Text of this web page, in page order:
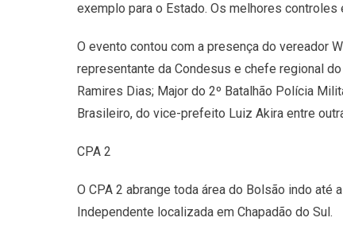
exemplo para o Estado. Os melhores controles
O evento contou com a presença do vereador
representante da Condesus e chefe regional
Ramires Dias; Major do 2º Batalhão Polícia
Brasileiro, do vice-prefeito Luiz Akira entre
CPA 2
O CPA 2 abrange toda área do Bolsão indo até
Independente localizada em Chapadão do Sul.